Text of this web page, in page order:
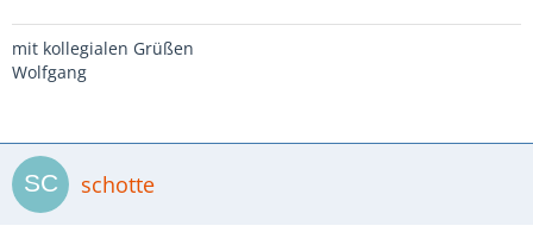
mit kollegialen Grüßen
Wolfgang
schotte